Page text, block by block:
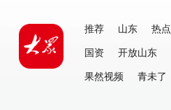
推荐 山东 热点
国资
开放山东
果然视频
青未了